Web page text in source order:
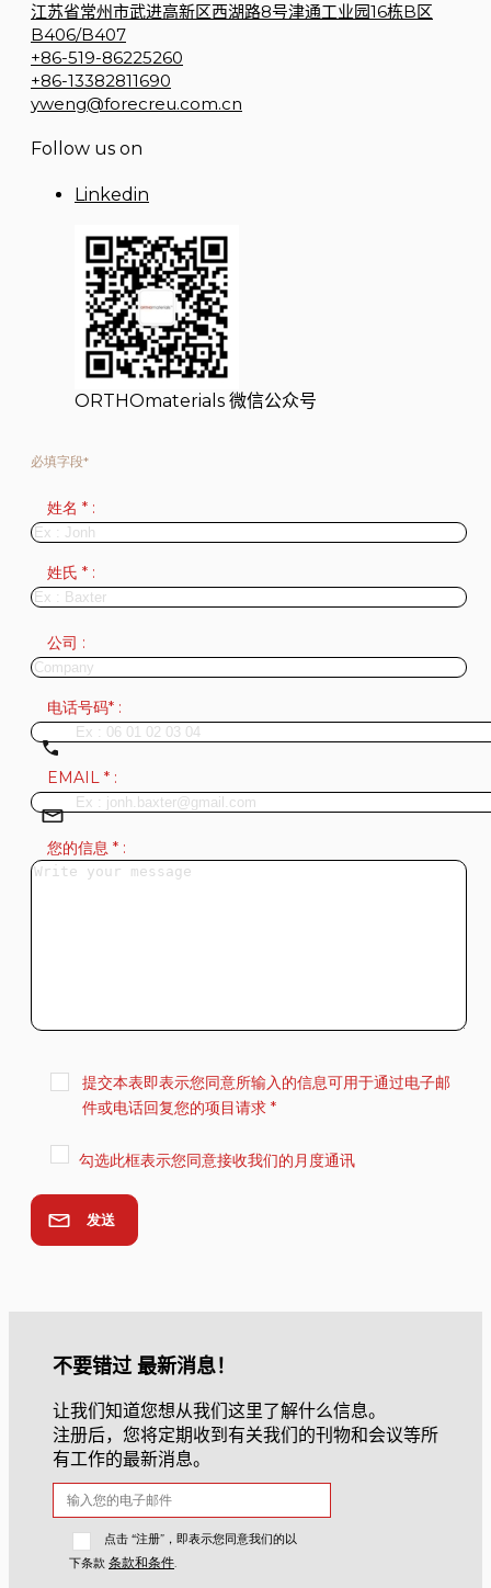
江苏省常州市武进高新区西湖路8号津通工业园16栋B区
B406/B407
+86-519-86225260
+86-13382811690
yweng@forecreu.com.cn
Follow us on
Linkedin
ORTHOmaterials 微信公众号
必填字段*
姓名 * :
姓氏 * :
公司 :
电话号码* :
EMAIL * :
您的信息 * :
提交本表即表示您同意所输入的信息可用于通过电子邮
件或电话回复您的项目请求 *
勾选此框表示您同意接收我们的月度通讯
不要错过 最新消息！
让我们知道您想从我们这里了解什么信息。
注册后，您将定期收到有关我们的刊物和会议等所
有工作的最新消息。
点击 “注册”，即表示您同意我们的以
下条款 条款和条件.